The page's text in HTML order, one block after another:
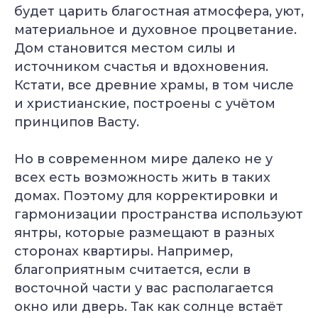
будет царить благостная атмосфера, уют,
материальное и духовное процветание.
Дом становится местом силы и
источником счастья и вдохновения.
Кстати, все древние храмы, в том числе
и христианские, построены с учётом
принципов Васту.
Но в современном мире далеко не у
всех есть возможность жить в таких
домах. Поэтому для корректировки и
гармонизации пространства используют
янтры, которые размещают в разных
сторонах квартиры. Например,
благоприятным считается, если в
восточной части у вас располагается
окно или дверь. Так как солнце встаёт